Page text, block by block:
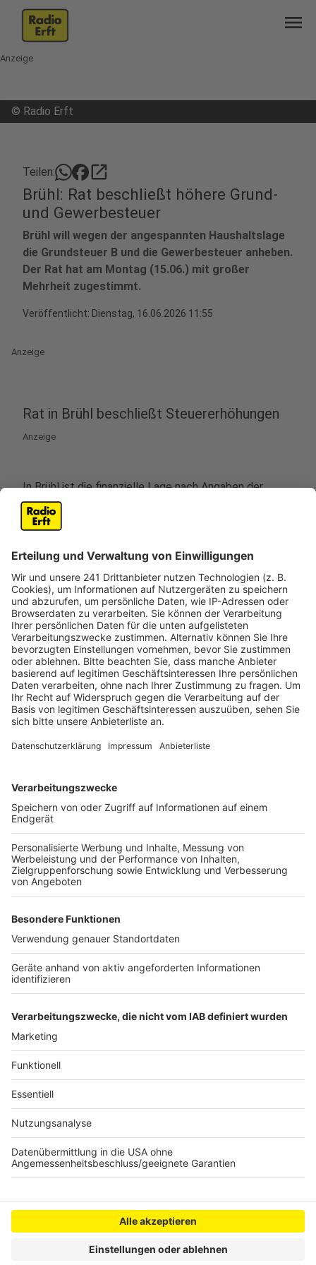
menu
Anzeige
© Radio Erft
Teilen: open_in_new
Brühl: Rat beschließt höhere Grund-
und Gewerbesteuer
Brühl will wegen der angespannten Haushaltslage
die Grundsteuer B und die Gewerbesteuer anheben.
Der Rat hat am Montag (15.06.) mit großer
Mehrheit zugestimmt.
Veröffentlicht: Dienstag, 16.06.2026 11:55
Anzeige
Rat in Brühl beschließt Steuererhöhungen
Anzeige
In Brühl ist die finanzielle Lage nach Angaben der
Stadt äußerst angespannt. Deshalb schlägt die
Verwaltung vor, die Grundsteuer B und die
hat mit großer Mehrheit am Montagabend (15.06.) den
Plänen zugestimmt.
Damit wird die Grundsteuer B von 700 auf 900 Punkte
angehoben. Das ist ein Plus von 200 Punkten. Die
Gewerbesteuer steigt von 480 auf 500 Punkte.
Beide Steuererhöhungen gelten rückwirkend zum 1.
Januar 2026. Als Grund nennt die Stadt Brühl ihre
ernste Finanzlage. Nach Angaben der Stadtverwaltung
wächst das strukturelle Defizit auf mehr als 35
Millionen Euro pro Jahr. Die Tendenz sei weiter
steigend.
allerdings Widerstand. Eine Online-Petition gegen die
Pläne hat mittlerweile fast 2.000 Protest-
Unterschriften gesammelt.
Anzeige
Anzeige
Großbrand zerstört Obdachlosenunterkunft
Pfefferspray-Attacke auf 90er-Party
Handwerker fürchten Verkehrsinfarkt
Anzeige
Anzeige